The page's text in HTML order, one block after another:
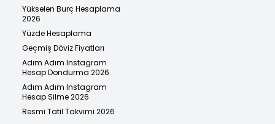
Yükselen Burç Hesaplama
2026
Yüzde Hesaplama
Geçmiş Döviz Fiyatları
Adım Adım Instagram
Hesap Dondurma 2026
Adım Adım Instagram
Hesap Silme 2026
Resmi Tatil Takvimi 2026